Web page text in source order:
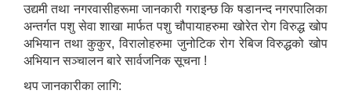
उद्यमी तथा नगरवासीहरूमा जानकारी गराइन्छ कि षडानन्द नगरपालिका
अन्तर्गत पशु सेवा शाखा मार्फत पशु चौपायाहरुमा खोरेत रोग विरुद्ध खोप
अभियान तथा कुकुर, विरालोहरुमा जुनोटिक रोग रेबिज विरुद्धको खोप
अभियान सञ्चालन बारे सार्वजनिक सूचना !
थप जानकारीका लागि: